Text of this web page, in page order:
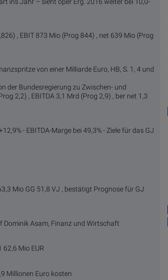
, EBIT 873 Mio (Prog 844) , net 639 Mio (Prog
von einer Milliarde Euro, HB, S. 1, 4 und
der Bundesregierung zu Zwischen- und
2,2) , EBITDA 3,1 Mrd (Prog 2,9) , ber net 1,3
- EBITDA-Marge bei 49,3% - Ziele für das GJ
Mio GG 51,8 VJ , bestätigt Prognose für GJ
Asam, Finanz und Wirtschaft
62,6 Mio EUR
Millionen Euro kosten